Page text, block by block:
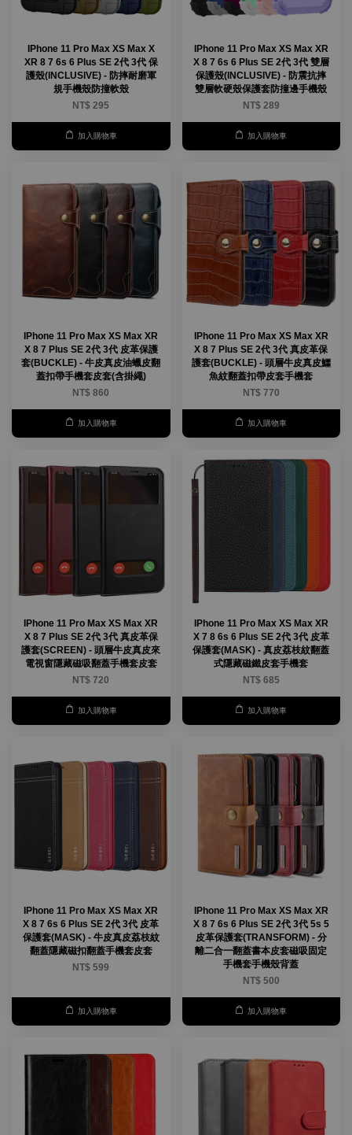
IPhone 11 Pro Max XS Max X
XR 8 7 6s 6 Plus SE 2代 3代 保
護殼(INCLUSIVE) - 防摔耐磨軍
規手機殼防撞軟殼
NT$ 295
加入購物車
IPhone 11 Pro Max XS Max XR
X 8 7 6s 6 Plus SE 2代 3代 雙層
保護殼(INCLUSIVE) - 防震抗摔
雙層軟硬殼保護套防撞邊手機殼
NT$ 289
加入購物車
IPhone 11 Pro Max XS Max XR
X 8 7 Plus SE 2代 3代 皮革保護
套(BUCKLE) - 牛皮真皮油蠟皮翻
蓋扣帶手機套皮套(含掛繩)
NT$ 860
加入購物車
IPhone 11 Pro Max XS Max XR
X 8 7 Plus SE 2代 3代 真皮革保
護套(BUCKLE) - 頭層牛皮真皮鱷
魚紋翻蓋扣帶皮套手機套
NT$ 770
加入購物車
IPhone 11 Pro Max XS Max XR
X 8 7 Plus SE 2代 3代 真皮革保
護套(SCREEN) - 頭層牛皮真皮來
電視窗隱藏磁吸翻蓋手機套皮套
NT$ 720
加入購物車
IPhone 11 Pro Max XS Max XR
X 7 8 6s 6 Plus SE 2代 3代 皮革
保護套(MASK) - 真皮荔枝紋翻蓋
式隱藏磁鐵皮套手機套
NT$ 685
加入購物車
IPhone 11 Pro Max XS Max XR
X 8 7 6s 6 Plus SE 2代 3代 皮革
保護套(MASK) - 牛皮真皮荔枝紋
翻蓋隱藏磁扣翻蓋手機套皮套
NT$ 599
加入購物車
IPhone 11 Pro Max XS Max XR
X 8 7 6s 6 Plus SE 2代 3代 5s 5
皮革保護套(TRANSFORM) - 分
離二合一翻蓋書本皮套磁吸固定
手機套手機殼背蓋
NT$ 500
加入購物車